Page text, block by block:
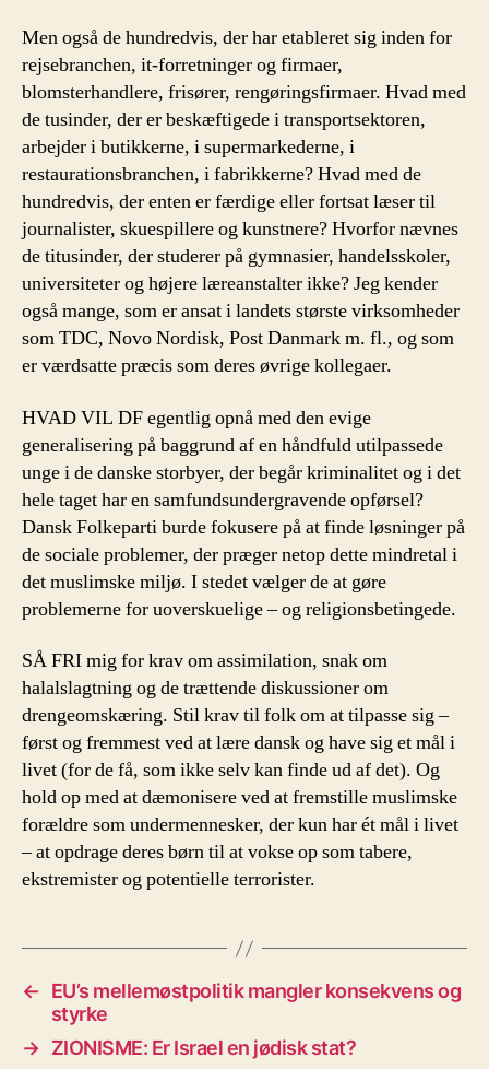
Men også de hundredvis, der har etableret sig inden for
rejsebranchen, it-forretninger og firmaer,
blomsterhandlere, frisører, rengøringsfirmaer. Hvad med
de tusinder, der er beskæftigede i transportsektoren,
arbejder i butikkerne, i supermarkederne, i
restaurationsbranchen, i fabrikkerne? Hvad med de
hundredvis, der enten er færdige eller fortsat læser til
journalister, skuespillere og kunstnere? Hvorfor nævnes
de titusinder, der studerer på gymnasier, handelsskoler,
universiteter og højere læreanstalter ikke? Jeg kender
også mange, som er ansat i landets største virksomheder
som TDC, Novo Nordisk, Post Danmark m. fl., og som
er værdsatte præcis som deres øvrige kollegaer.
HVAD VIL DF egentlig opnå med den evige
generalisering på baggrund af en håndfuld utilpassede
unge i de danske storbyer, der begår kriminalitet og i det
hele taget har en samfundsundergravende opførsel?
Dansk Folkeparti burde fokusere på at finde løsninger på
de sociale problemer, der præger netop dette mindretal i
det muslimske miljø. I stedet vælger de at gøre
problemerne for uoverskuelige – og religionsbetingede.
SÅ FRI mig for krav om assimilation, snak om
halalslagtning og de trættende diskussioner om
drengeomskæring. Stil krav til folk om at tilpasse sig –
først og fremmest ved at lære dansk og have sig et mål i
livet (for de få, som ikke selv kan finde ud af det). Og
hold op med at dæmonisere ved at fremstille muslimske
forældre som undermennesker, der kun har ét mål i livet
– at opdrage deres børn til at vokse op som tabere,
ekstremister og potentielle terrorister.
←
EU’s mellemøstpolitik mangler konsekvens og
styrke
→ ZIONISME: Er Israel en jødisk stat?